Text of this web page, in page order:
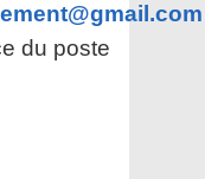
du poste